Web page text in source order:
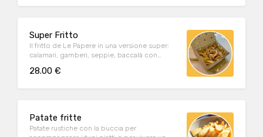
Super Fritto
Il fritto de Le Papere in una versione super:
calamari, gamberi, seppie, baccalà con
bianca morbida. Ideale per un pranzo o una
28.00 €
Patate fritte
Patate rustiche con la buccia per